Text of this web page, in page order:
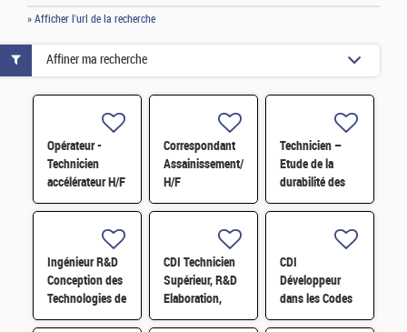
» Afficher l'url de la recherche
Opérateur -
Technicien
accélérateur H/F
Correspondant
Assainissement/Démantèlement
H/F
Technicien –
Etude de la
durabilité des
verres
Ingénieur R&D
Conception des
Technologies de
Vitrification H/F
CDI Technicien
Supérieur, R&D
Elaboration,
Matériaux pour
CDI
Développeur
dans les Codes
de traitement
Affiner ma recherche